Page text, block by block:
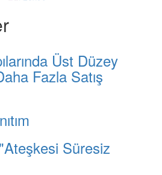
Üst Düzey
Fazla Satış
Süresiz